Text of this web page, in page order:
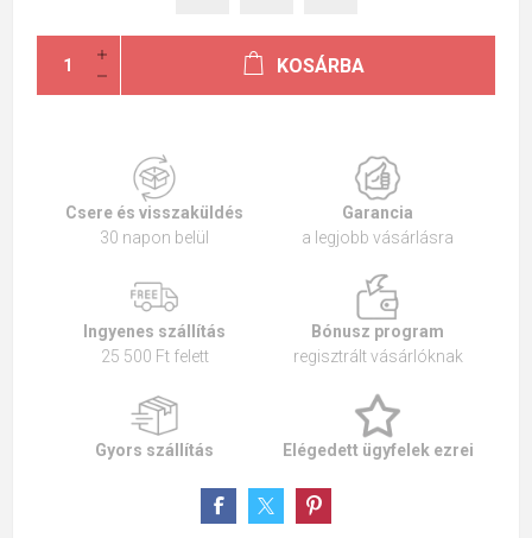
KOSÁRBA
Csere és visszaküldés
30 napon belül
Garancia
a legjobb vásárlásra
Ingyenes szállítás
25 500 Ft felett
Bónusz program
regisztrált vásárlóknak
Gyors szállítás Elégedett ügyfelek ezrei